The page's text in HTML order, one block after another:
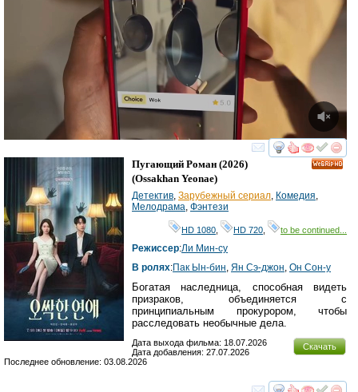
смотреть
Пугающий Роман (2026)
(Ossakhan Yeonae)
Детектив, Зарубежный сериал, Комедия,
Мелодрама, Фэнтези
HD 1080 HD 720 to be continued...
Режиссер:Ли Мин-су
В ролях:Пак Ын-бин, Ян Сэ-джон, Он Сон-у
Богатая наследница, способная видеть
призраков, объединяется с
принципиальным прокурором, чтобы
расследовать необычные дела.
Скачать
Дата выхода фильма: 18.07.2026
Дата добавления: 27.07.2026
Последнее обновление: 03.08.2026